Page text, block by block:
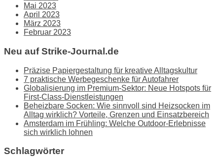
Mai 2023
April 2023
März 2023
Februar 2023
Neu auf Strike-Journal.de
Präzise Papiergestaltung für kreative Alltagskultur
7 praktische Werbegeschenke für Autofahrer
Globalisierung im Premium-Sektor: Neue Hotspots für
First-Class-Dienstleistungen
Beheizbare Socken: Wie sinnvoll sind Heizsocken im
Alltag wirklich? Vorteile, Grenzen und Einsatzbereich
Amsterdam im Frühling: Welche Outdoor-Erlebnisse
sich wirklich lohnen
Schlagwörter